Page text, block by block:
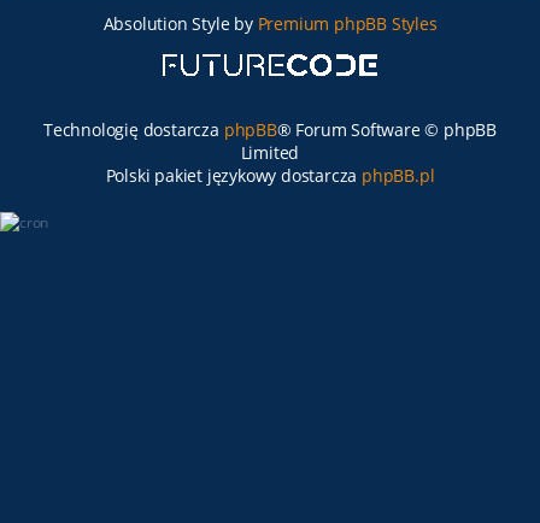
Absolution Style by Premium phpBB Styles
Technologię dostarcza phpBB® Forum Software © phpBB
Limited
Polski pakiet językowy dostarcza phpBB.pl